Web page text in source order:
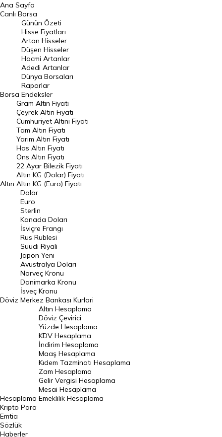
BIST 100 Hisseleri
En Çok Artan Hisseler
En Çok Düşen Hisseler
Hacmi Artanlar
Geçmiş Kapanışlar
Dünya Borsaları
Raporlar
Endeksler
DÖVİZ
Döviz Kuru
Dolar Kuru
Euro Kuru
Pound Kuru
Frank Kuru
Riyal Kuru
Avustralya Doları
Danimarka Kronu Kuru
Kanada Doları Kuru
Norveç Kronu Kuru
İsveç Kronu Kuru
Japon Yeni Kuru
Serbest Piyasa Döviz Kurları
Merkez Bankası Döviz Kurları
Altın Fiyatları
Gram Altın Fiyatı
Çeyrek Altın Fiyatı
Ana Sayfa
Canlı Borsa
Borsa
Günün Özeti
Hisse Fiyatları
Artan Hisseler
Düşen Hisseler
Hacmi Artanlar
Adedi Artanlar
Dünya Borsaları
Raporlar
Endeksler
Altın
Gram Altın Fiyatı
Çeyrek Altın Fiyatı
Cumhuriyet Altını Fiyatı
Tam Altın Fiyatı
Yarım Altın Fiyatı
Has Altın Fiyatı
Ons Altın Fiyatı
22 Ayar Bilezik Fiyatı
Altın KG (Dolar) Fiyatı
Altın KG (Euro) Fiyatı
Döviz
Dolar
Euro
Sterlin
Kanada Doları
İsviçre Frangı
Rus Rublesi
Suudi Riyali
Japon Yeni
Avustralya Doları
Norveç Kronu
Danimarka Kronu
İsveç Kronu
Merkez Bankası Kurlari
Hesaplama
Altın Hesaplama
Döviz Çevirici
Yüzde Hesaplama
KDV Hesaplama
İndirim Hesaplama
Maaş Hesaplama
Kıdem Tazminatı Hesaplama
Zam Hesaplama
Gelir Vergisi Hesaplama
Mesai Hesaplama
Emeklilik Hesaplama
Kripto Para
Emtia
Sözlük
Haberler